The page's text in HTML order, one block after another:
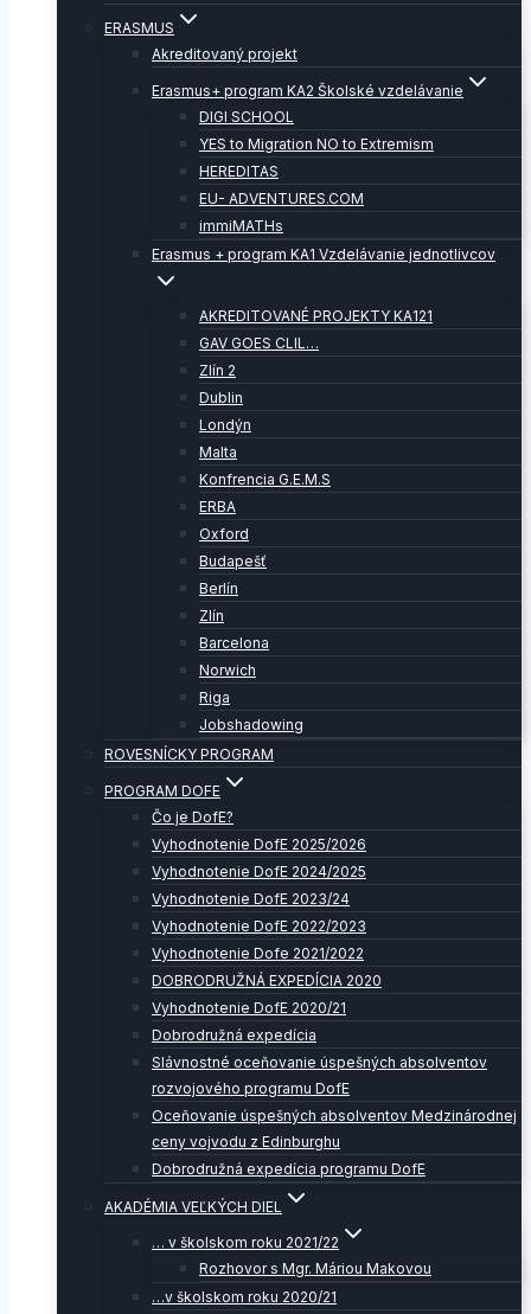
ERASMUS
Akreditovaný projekt
Erasmus+ program KA2 Školské vzdelávanie
DIGI SCHOOL
YES to Migration NO to Extremism
HEREDITAS
EU- ADVENTURES.COM
immiMATHs
Erasmus + program KA1 Vzdelávanie jednotlivcov
AKREDITOVANÉ PROJEKTY KA121
GAV GOES CLIL…
Zlín 2
Dublin
Londýn
Malta
Konfrencia G.E.M.S
ERBA
Oxford
Budapešť
Berlín
Zlín
Barcelona
Norwich
Riga
Jobshadowing
ROVESNÍCKY PROGRAM
PROGRAM DOFE
Čo je DofE?
Vyhodnotenie DofE 2025/2026
Vyhodnotenie DofE 2024/2025
Vyhodnotenie DofE 2023/24
Vyhodnotenie DofE 2022/2023
Vyhodnotenie Dofe 2021/2022
DOBRODRUŽNÁ EXPEDÍCIA 2020
Vyhodnotenie DofE 2020/21
Dobrodružná expedícia
Slávnostné oceňovanie úspešných absolventov
rozvojového programu DofE
Oceňovanie úspešných absolventov Medzinárodnej
ceny vojvodu z Edinburghu
Dobrodružná expedícia programu DofE
AKADÉMIA VEĽKÝCH DIEL
… v školskom roku 2021/22
Rozhovor s Mgr. Máriou Makovou
…v školskom roku 2020/21